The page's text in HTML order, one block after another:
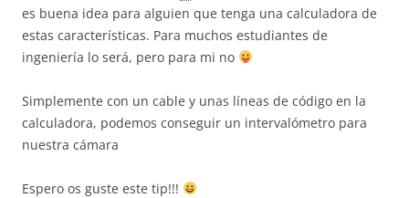
es buena idea para alguien que tenga una calculadora de
estas características. Para muchos estudiantes de
ingeniería lo será, pero para mi no
Simplemente con un cable y unas líneas de código en la
calculadora, podemos conseguir un intervalómetro para
nuestra cámara
Espero os guste este tip!!!